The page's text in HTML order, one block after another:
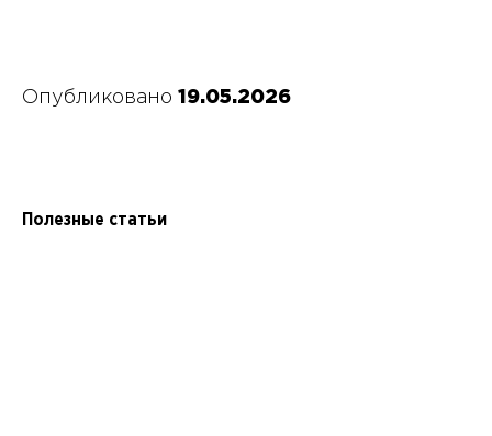
Опубликовано 19.05.2026
Полезные статьи